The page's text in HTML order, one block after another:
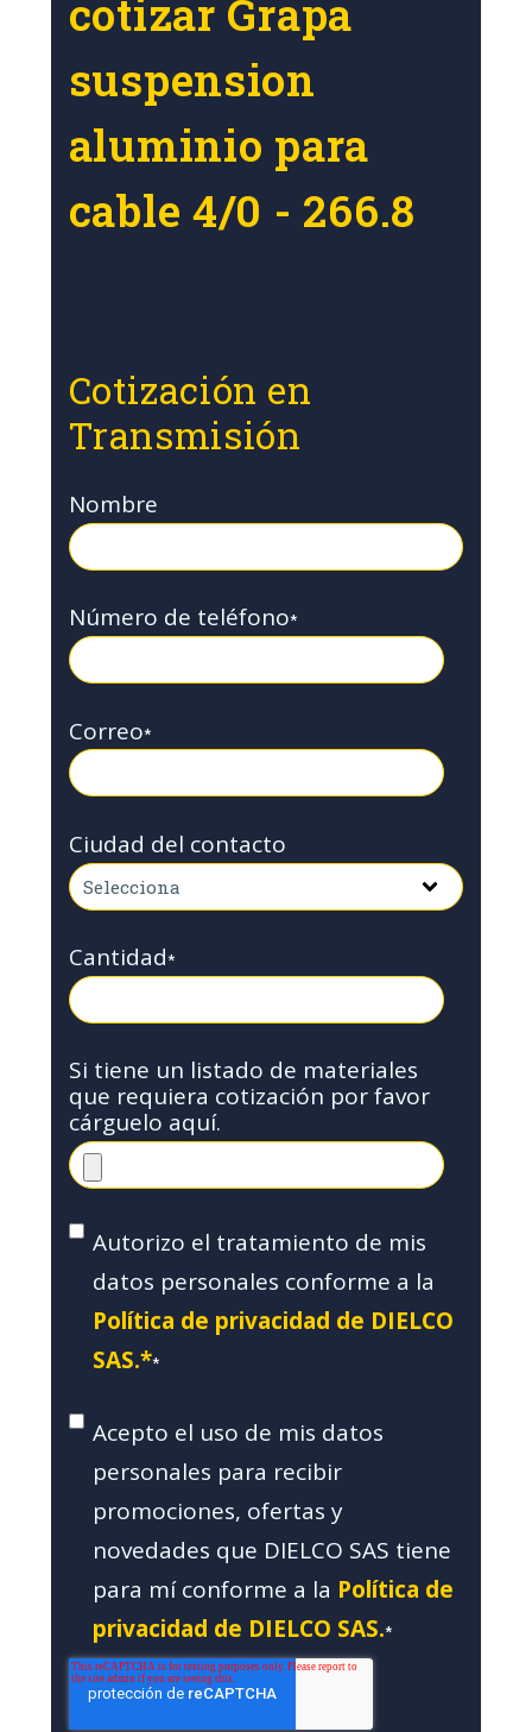
cotizar Grapa
suspension
aluminio para
cable 4/0 - 266.8
Cotización en
Transmisión
Nombre
Número de teléfono*
Correo*
Ciudad del contacto
Cantidad*
Si tiene un listado de materiales
que requiera cotización por favor
cárguelo aquí.
Autorizo el tratamiento de mis
datos personales conforme a la
Política de privacidad de DIELCO
SAS.**
Acepto el uso de mis datos
personales para recibir
promociones, ofertas y
novedades que DIELCO SAS tiene
para mí conforme a la Política de
privacidad de DIELCO SAS.*